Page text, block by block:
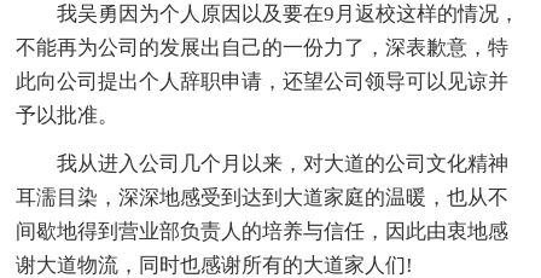
我吴勇因为个人原因以及要在9月返校这样的情况，
不能再为公司的发展出自己的一份力了，深表歉意，特
此向公司提出个人辞职申请，还望公司领导可以见谅并
予以批准。
我从进入公司几个月以来，对大道的公司文化精神
耳濡目染，深深地感受到达到大道家庭的温暖，也从不
间歇地得到营业部负责人的培养与信任，因此由衷地感
谢大道物流，同时也感谢所有的大道家人们!